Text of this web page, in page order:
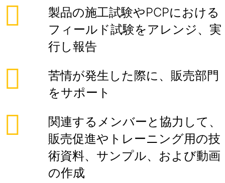
製品の施工試験やPCPにおける
フィールド試験をアレンジ、実
行し報告
苦情が発生した際に、販売部門
をサポート
関連するメンバーと協力して、
販売促進やトレーニング用の技
術資料、サンプル、および動画
の作成